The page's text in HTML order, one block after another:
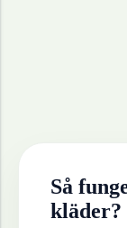
Så
kläder?